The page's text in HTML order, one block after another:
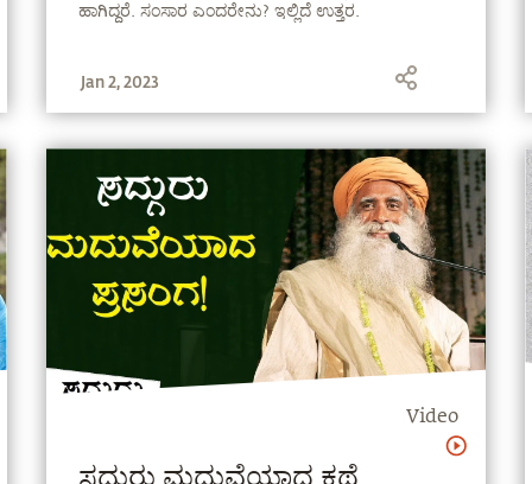
ಹಾಗಿದ್ದರೆ. ಸಂಸಾರ ಎಂದರೇನು? ಇಲ್ಲಿದೆ ಉತ್ತರ.
Jan 2, 2023
Video